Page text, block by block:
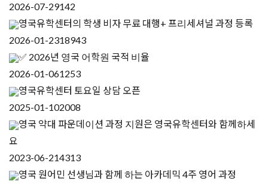
2026-07-29142
영국유학센터의 학생 비자 무료 대행+ 프리세셔널 과정 등록
2026-01-2318943
✅ 2026년 영국 어학원 국적 비율
2026-01-061253
영국유학센터 토요일 상담 오픈
2025-01-102008
영국 약대 파운데이션 과정 지원은 영국유학센터와 함께하세
요
2023-06-214313
영국 원어민 선생님과 함께 하는 아카데믹 4주 영어 과정